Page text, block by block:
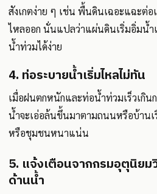
สังเกตง่าย ๆ เช่น พื้นดินเฉอะแฉะต่
ไหลออก นั่นแปลว่าแผ่นดินเริ่มอิ่มน้ำ
น้ำท่วมได้ง่าย
4. ท่อระบายน้ำเริ่มไหลไม่ทัน
เมื่อฝนตกหนักและท่อน้ำท่วมเร็วเกิน
น้ำจะเอ่อล้นขึ้นมาตามถนนหรือบ้านเ
หรือชุมชนหนาแน่น
5. แจ้งเตือนจากกรมอุตุนิยม
ด้านน้ำ